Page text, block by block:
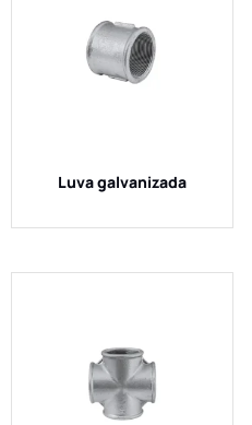
Luva galvanizada